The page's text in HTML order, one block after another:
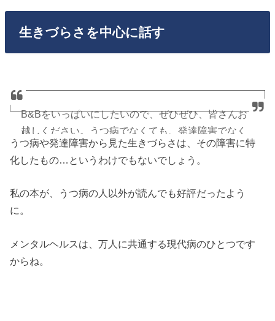
生きづらさを中心に話す
B&Bをいっぱいにしたいので、ぜひぜひ、皆さんお
越しください。うつ病でなくても、発達障害でなく
てもためになるお話しします！
中 (@himeno_kei)October 26, 2018
うつ病や発達障害から見た生きづらさは、その障害に特
化したもの…というわけでもないでしょう。
私の本が、うつ病の人以外が読んでも好評だったよう
に。
メンタルヘルスは、万人に共通する現代病のひとつです
からね。